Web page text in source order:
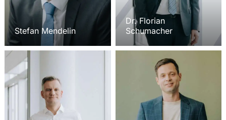
Stefan Mendelin
Dr. Florian
Schumacher